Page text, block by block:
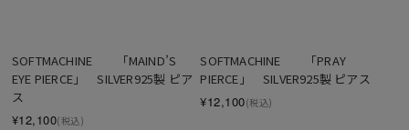
SOFTMACHINE　　「MAIND’S
EYE PIERCE」　SILVER925製 ピア
ス
¥12,100(税込)
SOFTMACHINE　　「PRAY
PIERCE」　SILVER925製 ピアス
¥12,100(税込)